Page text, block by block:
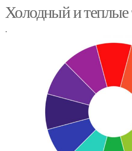
Холодный и теплые
.